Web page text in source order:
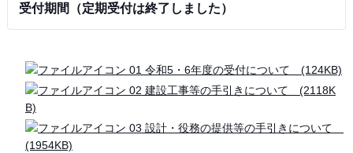
受付期間（定期受付は終了しました）
01 令和5・6年度の受付について (124KB)
02 建設工事等の手引きについて (2118K
B)
03 設計・役務の提供等の手引きについて
(1954KB)